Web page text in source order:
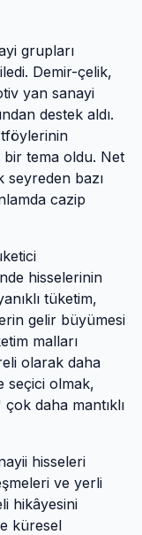
grupları
Demir-çelik,
yan sanayi
destek aldı.
bir tema oldu. Net
bazı
cazip
hisselerinin
tüketim,
gelir büyümesi
malları
olarak daha
seçici olmak,
daha mantıklı
hisseleri
ve yerli
hikâyesini
küresel